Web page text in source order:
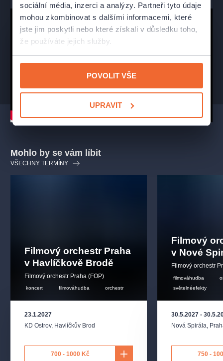
sociální média, inzerci a analýzy. Partneři tyto údaje
mohou zkombinovat s dalšími informacemi, které
jste jim poskytli nebo které získali v důsledku toho,
že používáte jejich služby.
POVOLIT VŠE
UPRAVIT
Koncert je jedinečnou oslavou české filmové hudební tvorby.
Aranžmá skladeb:Radim Linhart
Mohlo by se vám líbit
VŠECHNY TERMÍNY
Filmový orchestr Praha
v Havlíčkově Brodě
Filmový orchestr Praha (FOP)
koncert filmováhudba orchestr
23.1.2027
KD Ostrov, Havlíčkův Brod
700 - 1000 Kč
Filmový
v Nové
Filmový orchestr
filmováhudba
světelnéefekty
30.5.2027 -
Nová Spirála,
750 -